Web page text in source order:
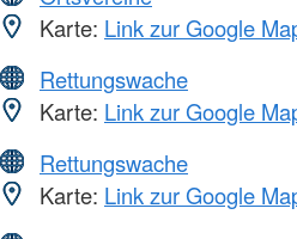
Karte: Link zur Google
Rettungswache
Karte: Link zur Google
Rettungswache
Karte: Link zur Google